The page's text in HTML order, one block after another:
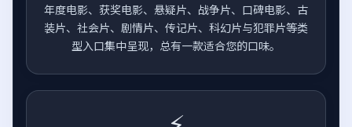
年度电影、获奖电影、悬疑片、战争片、口碑电影、古
装片、社会片、剧情片、传记片、科幻片与犯罪片等类
型入口集中呈现，总有一款适合您的口味。